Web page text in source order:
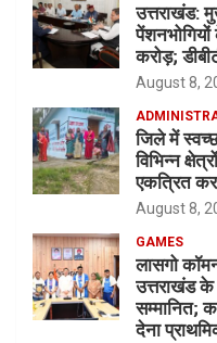
उत्तराखंड:
करोड़;
August 8,
जिले में
विभिन्न
एकत्रित कर
August 8,
GAMES
लासगो
उत्तराखंड
सम्मानित;
देना